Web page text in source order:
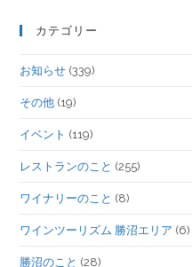
カテゴリー
お知らせ (339)
その他 (19)
イベント (119)
レストランのこと (255)
ワイナリーのこと (8)
ワインツーリズム 勝沼エリア (6)
勝沼のこと (28)